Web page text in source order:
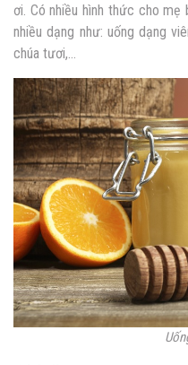
ơi. Có nhiều hình thức cho
nhiều dạng như: uống dạng
chúa tươi,…